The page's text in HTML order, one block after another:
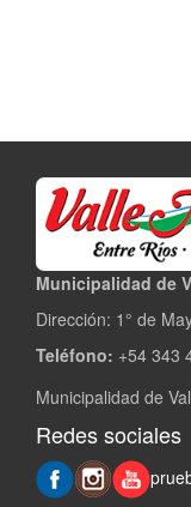
Municipalidad de
Dirección: 1° de
Teléfono: +54 343
Municipalidad de
Redes sociales